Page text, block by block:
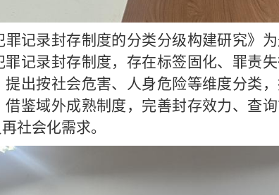
记录封存制度的分类分级构建研究》
记录封存制度，存在标签固化、罪责
出按社会危害、人身危险等维度分类
鉴域外成熟制度，完善封存效力、查
社会化需求。